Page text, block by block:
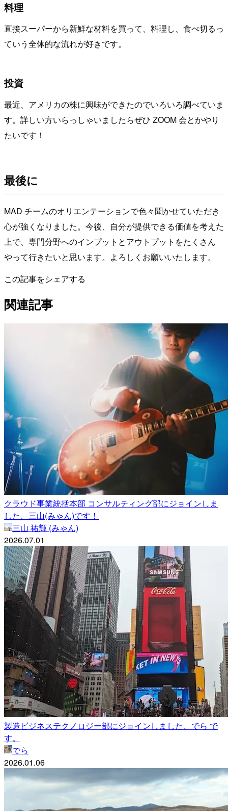
料理
直接スーパーから新鮮な材料を買って、料理し、食べ切るっ
ていう全体的な流れが好きです。
投資
最近、アメリカの株に興味ができたのでいろいろ調べていま
す。詳しい方いらっしゃいましたらぜひ ZOOM 会とかやり
たいです！
最後に
MAD チームのオリエンテーションで色々聞かせていただき
心が強くなりました。今後、自分が提供できる価値を考えた
上で、専門分野へのインプットとアウトプットをたくさん
やって行きたいと思います。よろしくお願いいたします。
この記事をシェアする
関連記事
クラウド事業統括本部 コンサルティング部にジョインしま
した、三山(みゃん)です！
三山 祐輝 (みゃん)
2026.07.01
製造ビジネステクノロジー部にジョインしました、でら で
す。
でら
2026.01.06